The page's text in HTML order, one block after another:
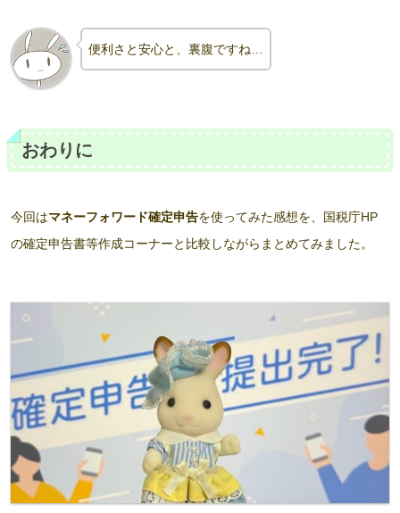
便利さと安心と、裏腹ですね
おわりに
今回はマネーフォワード確定申告を使ってみた感想を、国税庁HP
の確定申告書等作成コーナーと比較しながらまとめてみました。